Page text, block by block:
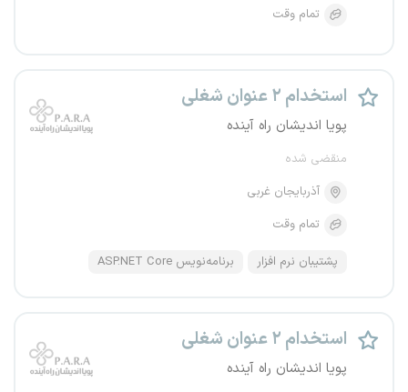
تمام وقت
استخدام ۲ عنوان شغلی
پویا اندیشان راه آینده
منقضی شده
آذربایجان غربی
تمام وقت
پشتیبان نرم افزار برنامه‌نویس ASP.NET Core
استخدام ۲ عنوان شغلی
پویا اندیشان راه آینده